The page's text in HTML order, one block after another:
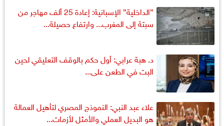
”الداخلية” الإسبانية: إعادة 25 ألف مهاجر من
سبتة إلى المغرب... وارتفاع حصيلة...
د. هبة عرابي: أول حكم بالوقف التعليقي لحين
البت في الطعن على...
علاء عبد النبي: النموذج المصري لتأهيل العمالة
هو البديل العملي والأمثل لأزمات...